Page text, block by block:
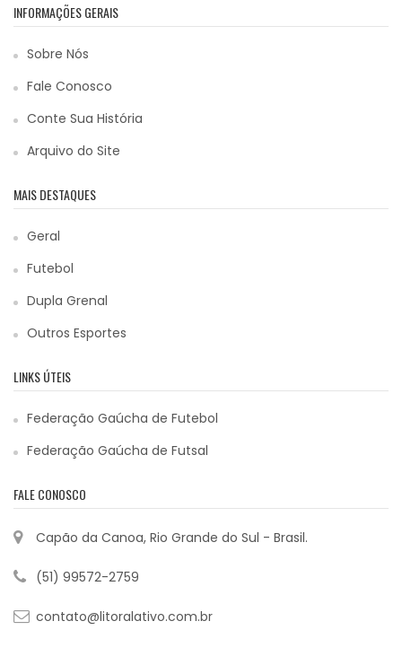
INFORMAÇÕES GERAIS
Sobre Nós
Fale Conosco
Conte Sua História
Arquivo do Site
MAIS DESTAQUES
Geral
Futebol
Dupla Grenal
Outros Esportes
LINKS ÚTEIS
Federação Gaúcha de Futebol
Federação Gaúcha de Futsal
FALE CONOSCO
Capão da Canoa, Rio Grande do Sul - Brasil.
(51) 99572-2759
contato@litoralativo.com.br